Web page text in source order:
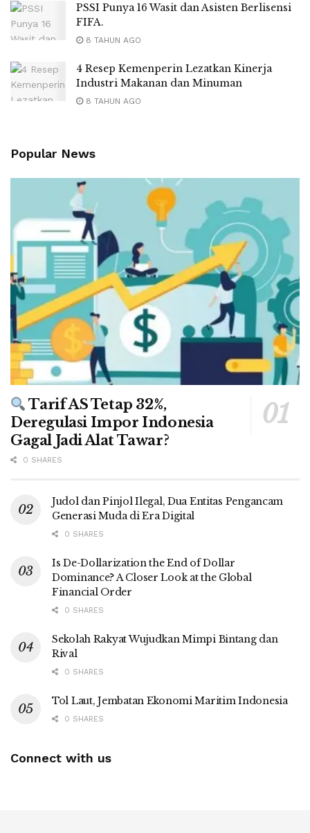
PSSI Punya 16 Wasit dan Asisten Berlisensi
FIFA.
8 TAHUN AGO
4 Resep Kemenperin Lezatkan Kinerja
Industri Makanan dan Minuman
8 TAHUN AGO
Popular News
Tarif AS Tetap 32%,
Deregulasi Impor Indonesia
Gagal Jadi Alat Tawar?
0 SHARES
Judol dan Pinjol Ilegal, Dua Entitas Pengancam
Generasi Muda di Era Digital
0 SHARES
Is De-Dollarization the End of Dollar
Dominance? A Closer Look at the Global
Financial Order
0 SHARES
Sekolah Rakyat Wujudkan Mimpi Bintang dan
Rival
0 SHARES
Tol Laut, Jembatan Ekonomi Maritim Indonesia
0 SHARES
Connect with us